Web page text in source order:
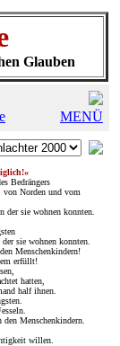
Glauben
MENÜ
Bedrängers
von Norden und vom
der sie wohnen konnten.
sie wohnen konnten.
Menschenkindern!
erfüllt!
hatten,
half ihnen.
Menschenkindern.
willen.